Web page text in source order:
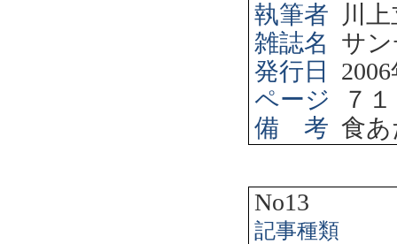
執筆者
川
雑誌名
サ
発行日
2006
ページ
７１
備 考 食あ
No13
記事種類